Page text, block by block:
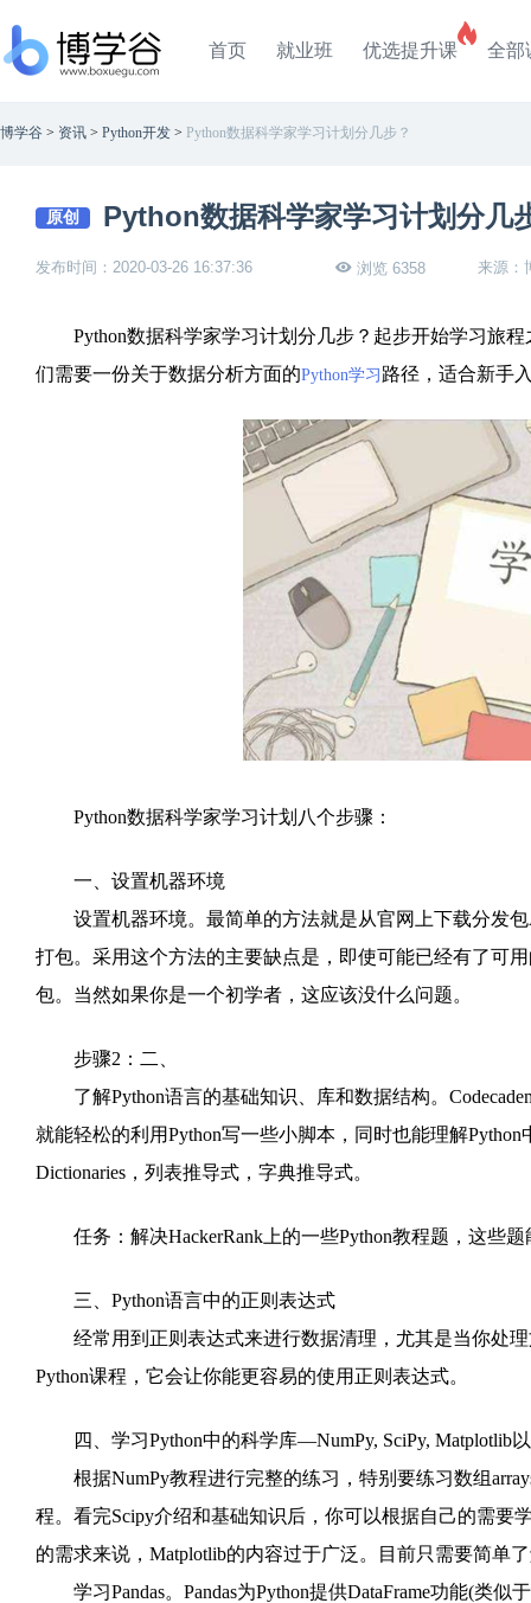
首页 就业班 优选提升课 全部
博学谷 > 资讯 > Python开发 > Python数据科学家学习计划分几步？
原创 Python数据科学家学习计划分几
发布时间：2020-03-26 16:37:36 浏览 6358 来源：
Python数据科学家学习计划分几步？起步开始学习旅程
们需要一份关于数据分析方面的Python学习 路径，适合新手
Python数据科学家学习计划八个步骤：
一、设置机器环境
设置机器环境。最简单的方法就是从官网上下载分发包
打包。采用这个方法的主要缺点是，即使可能已经有了可
包。当然如果你是一个初学者，这应该没什么问题。
步骤2：二、
了解Python语言的基础知识、库和数据结构。
就能轻松的利用Python写一些小脚本，同时也能理解Python
Dictionaries，列表推导式，字典推导式。
任务：解决HackerRank上的一些Python教程题，这些题
三、Python语言中的正则表达式
经常用到正则表达式来进行数据清理，尤其是当你处理
Python课程，它会让你能更容易的使用正则表达式。
四、学习Python中的科学库—NumPy, SciPy, Matplotlib以
根据NumPy教程进行完整的练习，特别要练习数组
程。看完Scipy介绍和基础知识后，你可以根据自己的需要
的需求来说，Matplotlib的内容过于广泛。目前只需要简单
学习Pandas。Pandas为Python提供DataFrame功能(类似